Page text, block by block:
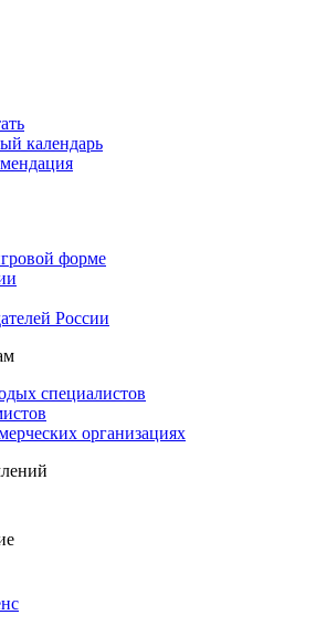
календарь
форме
России
специалистов
организациях